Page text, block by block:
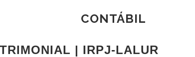
CONTÁBIL
| IRPJ-LALUR